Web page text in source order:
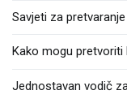
Savjeti za
Kako mogu pretvoriti
Jednostavan vodič